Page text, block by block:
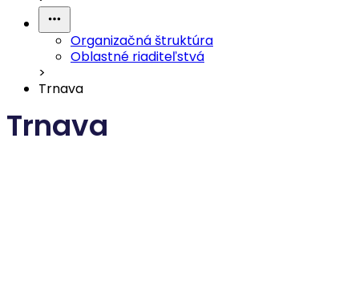
Organizačná štruktúra
Oblastné riaditeľstvá
>
Trnava
Trnava